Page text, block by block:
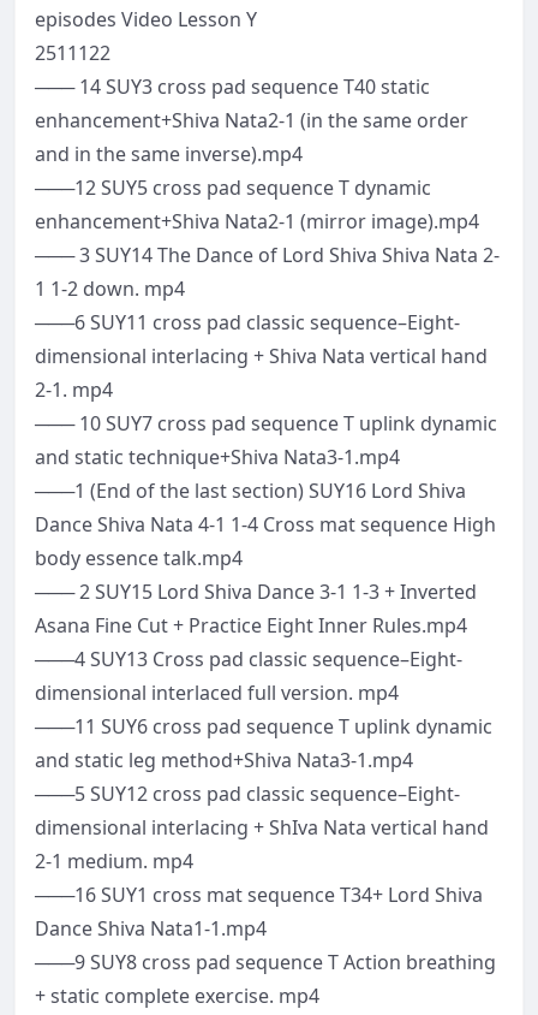
episodes Video Lesson Y
2511122
─── 14 SUY3 cross pad sequence T40 static
enhancement+Shiva Nata2-1 (in the same order
and in the same inverse).mp4
───12 SUY5 cross pad sequence T dynamic
enhancement+Shiva Nata2-1 (mirror image).mp4
─── 3 SUY14 The Dance of Lord Shiva Shiva Nata 2-
1 1-2 down. mp4
───6 SUY11 cross pad classic sequence–Eight-
dimensional interlacing + Shiva Nata vertical hand
2-1. mp4
─── 10 SUY7 cross pad sequence T uplink dynamic
and static technique+Shiva Nata3-1.mp4
───1 (End of the last section) SUY16 Lord Shiva
Dance Shiva Nata 4-1 1-4 Cross mat sequence High
body essence talk.mp4
─── 2 SUY15 Lord Shiva Dance 3-1 1-3 + Inverted
Asana Fine Cut + Practice Eight Inner Rules.mp4
───4 SUY13 Cross pad classic sequence–Eight-
dimensional interlaced full version. mp4
───11 SUY6 cross pad sequence T uplink dynamic
and static leg method+Shiva Nata3-1.mp4
───5 SUY12 cross pad classic sequence–Eight-
dimensional interlacing + ShIva Nata vertical hand
2-1 medium. mp4
───16 SUY1 cross mat sequence T34+ Lord Shiva
Dance Shiva Nata1-1.mp4
───9 SUY8 cross pad sequence T Action breathing
+ static complete exercise. mp4